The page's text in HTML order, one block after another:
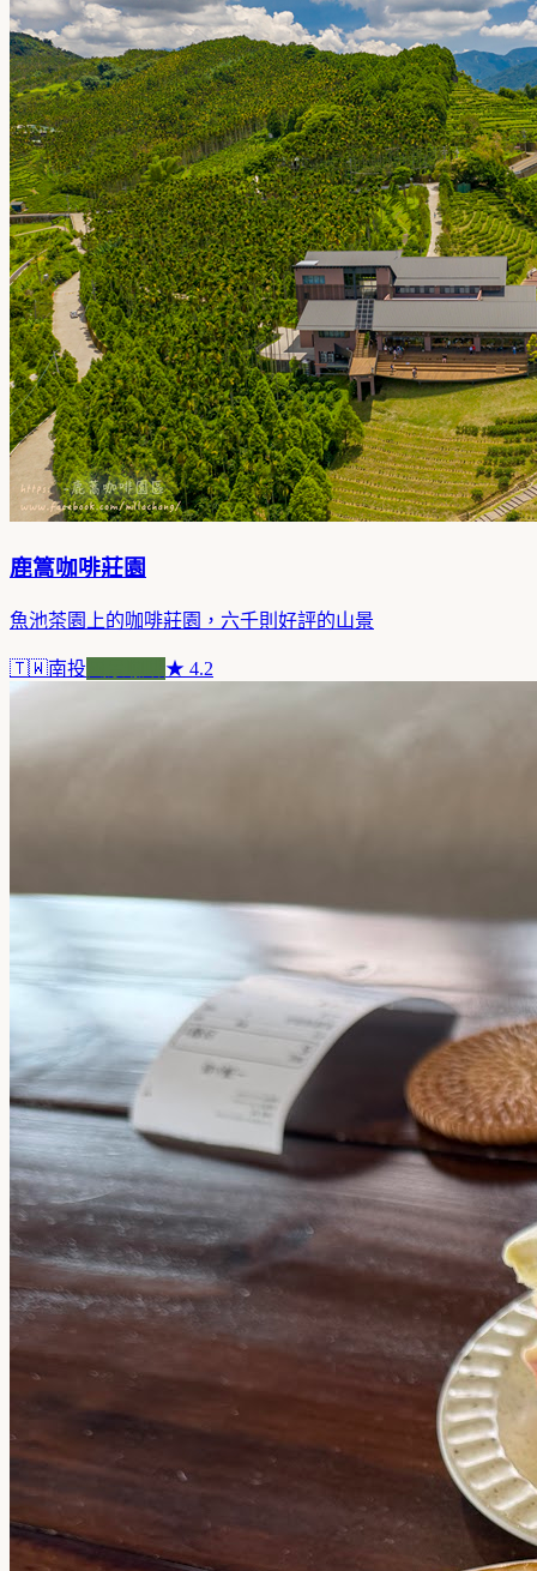
鹿篙咖啡莊園
魚池茶園上的咖啡莊園，六千則好評的山景
🇹🇼南投 ★ 4.2